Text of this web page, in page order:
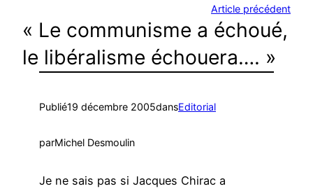
Article précédent
« Le communisme a échoué,
le libéralisme échouera…. »
Publié19 décembre 2005dansEditorial
parMichel Desmoulin
Je ne sais pas si Jacques Chirac a